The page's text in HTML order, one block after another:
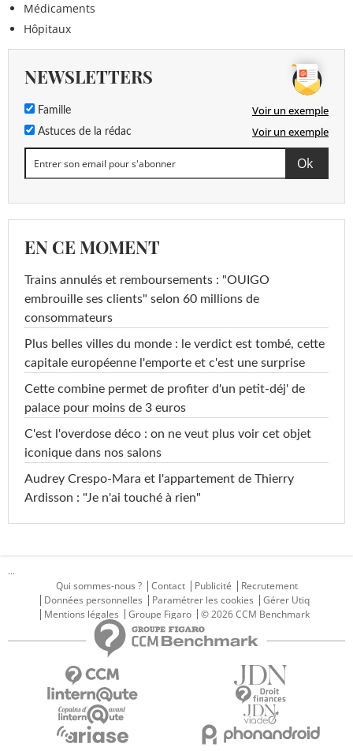
Médicaments
Hôpitaux
NEWSLETTERS
Famille Voir un exemple
Astuces de la rédac Voir un exemple
EN CE MOMENT
Trains annulés et remboursements : "OUIGO
embrouille ses clients" selon 60 millions de
consommateurs
Plus belles villes du monde : le verdict est tombé, cette
capitale européenne l'emporte et c'est une surprise
Cette combine permet de profiter d'un petit-déj' de
palace pour moins de 3 euros
C'est l'overdose déco : on ne veut plus voir cet objet
iconique dans nos salons
Audrey Crespo-Mara et l'appartement de Thierry
Ardisson : "Je n'ai touché à rien"
...
Qui sommes-nous ?
Contact Publicité
Recrutement
Données personnelles
Paramétrer les cookies
Gérer Utiq
Mentions légales
Groupe Figaro © 2026 CCM Benchmark